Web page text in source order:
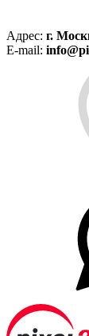
Адрес: г.
E-mail: